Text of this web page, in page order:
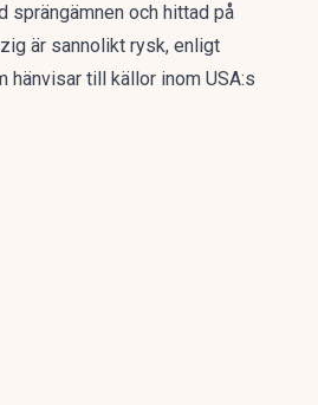
sprängämnen och hittad på
är sannolikt rysk, enligt
hänvisar till källor inom USA:s